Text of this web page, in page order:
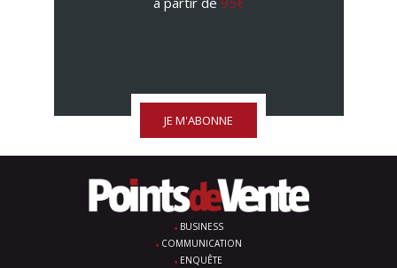
JE M'ABONNE
BUSINESS
COMMUNICATION
ENQUÊTE